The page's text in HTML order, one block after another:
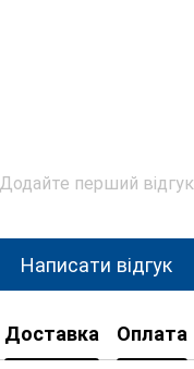
Додайте перший відгук
Написати відгук
Доставка Оплата